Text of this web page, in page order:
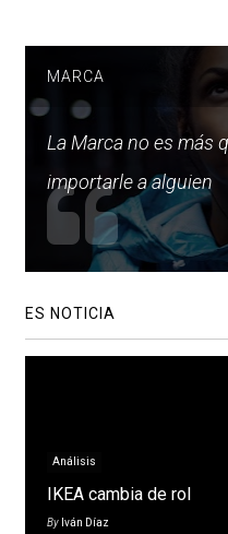
MARCA
La Marca no es más
importarle a alguien
ES NOTICIA
Análisis
IKEA cambia de rol
By Iván Díaz